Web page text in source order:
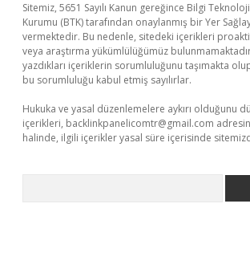
Sitemiz, 5651 Sayılı Kanun gereğince Bilgi
Kurumu (BTK) tarafından onaylanmış bir Yer
vermektedir. Bu nedenle, sitedeki içerikleri
veya araştırma yükümlülüğümüz
yazdıkları içeriklerin sorumluluğunu taşımakta
bu sorumluluğu kabul etmiş sayılırlar.
Hukuka ve yasal düzenlemelere aykırı olduğunu
içerikleri, backlinkpanelicomtr@gmail.com
halinde, ilgili içerikler yasal süre içerisinde